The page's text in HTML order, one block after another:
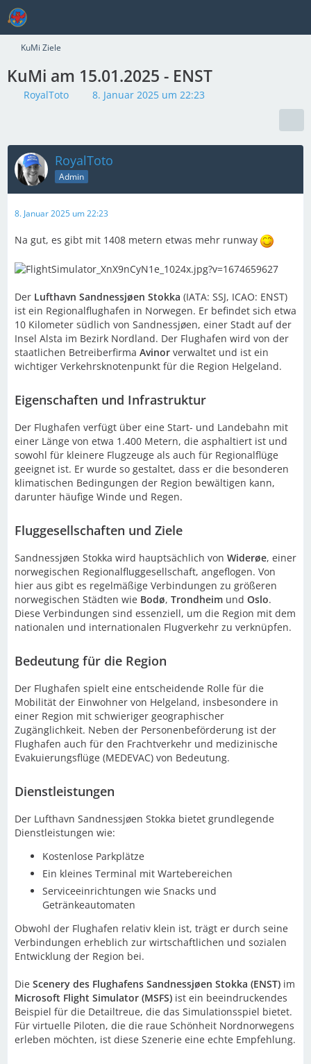
KuMi Ziele
KuMi am 15.01.2025 - ENST
RoyalToto 8. Januar 2025 um 22:23
RoyalToto
Admin
8. Januar 2025 um 22:23
Na gut, es gibt mit 1408 metern etwas mehr runway
Der Lufthavn Sandnessjøen Stokka (IATA: SSJ, ICAO: ENST)
ist ein Regionalflughafen in Norwegen. Er befindet sich etwa
10 Kilometer südlich von Sandnessjøen, einer Stadt auf der
Insel Alsta im Bezirk Nordland. Der Flughafen wird von der
staatlichen Betreiberfirma Avinor verwaltet und ist ein
wichtiger Verkehrsknotenpunkt für die Region Helgeland.
Eigenschaften und Infrastruktur
Der Flughafen verfügt über eine Start- und Landebahn mit
einer Länge von etwa 1.400 Metern, die asphaltiert ist und
sowohl für kleinere Flugzeuge als auch für Regionalflüge
geeignet ist. Er wurde so gestaltet, dass er die besonderen
klimatischen Bedingungen der Region bewältigen kann,
darunter häufige Winde und Regen.
Fluggesellschaften und Ziele
Sandnessjøen Stokka wird hauptsächlich von Widerøe, einer
norwegischen Regionalfluggesellschaft, angeflogen. Von
hier aus gibt es regelmäßige Verbindungen zu größeren
norwegischen Städten wie Bodø, Trondheim und Oslo.
Diese Verbindungen sind essenziell, um die Region mit dem
nationalen und internationalen Flugverkehr zu verknüpfen.
Bedeutung für die Region
Der Flughafen spielt eine entscheidende Rolle für die
Mobilität der Einwohner von Helgeland, insbesondere in
einer Region mit schwieriger geographischer
Zugänglichkeit. Neben der Personenbeförderung ist der
Flughafen auch für den Frachtverkehr und medizinische
Evakuierungsflüge (MEDEVAC) von Bedeutung.
Dienstleistungen
Der Lufthavn Sandnessjøen Stokka bietet grundlegende
Dienstleistungen wie:
Kostenlose Parkplätze
Ein kleines Terminal mit Wartebereichen
Serviceeinrichtungen wie Snacks und
Getränkeautomaten
Obwohl der Flughafen relativ klein ist, trägt er durch seine
Verbindungen erheblich zur wirtschaftlichen und sozialen
Entwicklung der Region bei.
Die Scenery des Flughafens Sandnessjøen Stokka (ENST) im
Microsoft Flight Simulator (MSFS) ist ein beeindruckendes
Beispiel für die Detailtreue, die das Simulationsspiel bietet.
Für virtuelle Piloten, die die raue Schönheit Nordnorwegens
erleben möchten, ist diese Szenerie eine echte Empfehlung.